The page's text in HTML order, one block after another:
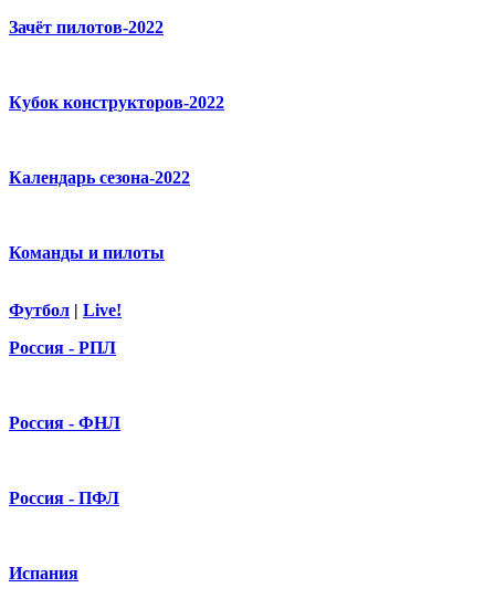
Зачёт пилотов-2022
Кубок конструкторов-2022
Календарь сезона-2022
Команды и пилоты
Футбол | Live!
Россия - РПЛ
Россия - ФНЛ
Россия - ПФЛ
Испания